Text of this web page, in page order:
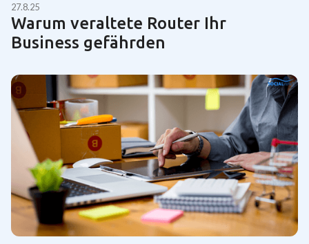
27.8.25
Warum veraltete Router Ihr
Business gefährden